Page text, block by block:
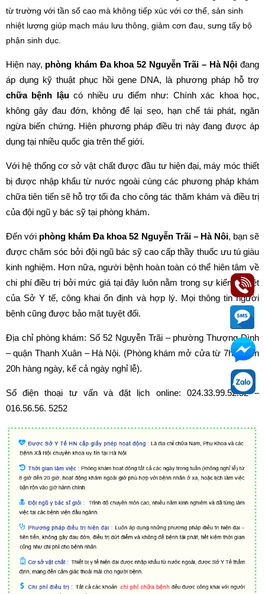
từ trường với tần số cao mà không tiếp xúc với cơ thể, sản sinh
nhiệt lượng giúp mạch máu lưu thông, giảm cơn đau, sưng tấy bộ
phận sinh dục.
Hiện nay, phòng khám Đa khoa 52 Nguyễn Trãi – Hà Nội đang
áp dụng kỹ thuật phục hồi gene DNA, là phương pháp hỗ trợ
chữa bệnh lậucó nhiều ưu điểm như: Chính xác khoa học,
không gây đau đớn, không để lại sẹo, hạn chế tái phát, ngăn
ngừa biến chứng. Hiện phương pháp điều trị này đang được áp
dụng tại nhiều quốc gia trên thế giới.
Với hệ thống cơ sở vật chất được đầu tư hiện đại, máy móc thiết
bị được nhập khẩu từ nước ngoài cùng các phương pháp khám
chữa tiên tiến sẽ hỗ trợ tối đa cho công tác thăm khám và điều trị
của đội ngũ y bác sỹ tại phòng khám.
Đến với phòng khám Đa khoa 52 Nguyễn Trãi – Hà Nôi, bạn sẽ
được chăm sóc bởi đội ngũ bác sỹ cao cấp thầy thuốc ưu tú giàu
kinh nghiệm. Hơn nữa, người bệnh hoàn toàn có thể hiên tâm về
chi phí điều trị bởi mức giá tại đây luôn nằm trong sự kiểm duyệt
của Sở Y tế, công khai ổn định và hợp lý. Mọi thông tin người
bệnh cũng được bảo mật tuyệt đối.
Địa chỉ phòng khám: Số 52 Nguyễn Trãi – phường Thượng Đình
– quận Thanh Xuân – Hà Nội. (Phòng khám mở cửa từ 7h30 đến
20h hàng ngày, kể cả ngày nghỉ lễ).
Số điện thoại tư vấn và đặt lịch online: 024.33.99.52.52 –
016.56.56. 5252